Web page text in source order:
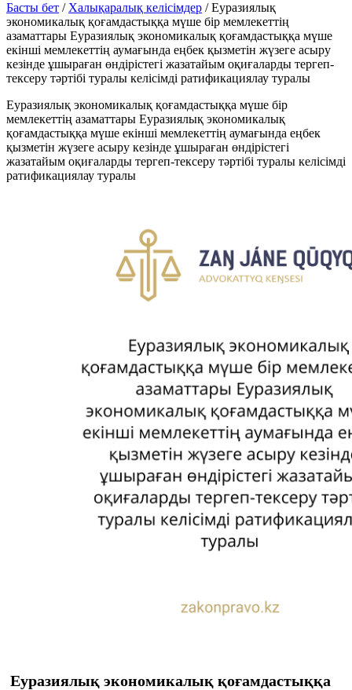
Басты бет / Халықаралық келісімдер /Еуразиялық
экономикалық қоғамдастыққа мүше бір мемлекеттің
азаматтары Еуразиялық экономикалық қоғамдастыққа мүше
екінші мемлекеттің аумағында еңбек қызметін жүзеге асыру
кезінде ұшыраған өндірістегі жазатайым оқиғаларды тергеп-
тексеру тәртібі туралы келісімді ратификациялау туралы
Еуразиялық экономикалық қоғамдастыққа мүше бір
мемлекеттің азаматтары Еуразиялық экономикалық
қоғамдастыққа мүше екінші мемлекеттің аумағында еңбек
қызметін жүзеге асыру кезінде ұшыраған өндірістегі
жазатайым оқиғаларды тергеп-тексеру тәртібі туралы келісімді
ратификациялау туралы
Еуразиялық экономикалық қоғамдастыққа